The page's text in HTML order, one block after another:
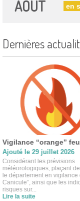
AOÛT en
Dernières
Vigilance “orange”
Ajouté le 29 juillet 2026
Considérant les prévisions
météorologiques, plaçant
le département en vigilance
Canicule”, ainsi que les
risques sur...
Lire la suite